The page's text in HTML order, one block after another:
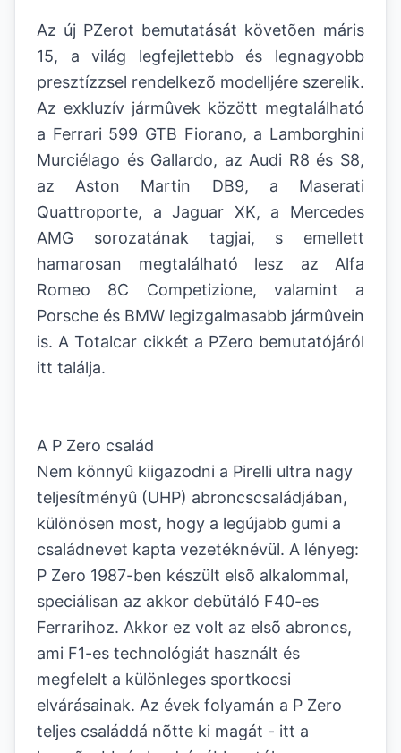
Az új PZerot bemutatását követõen máris
15, a világ legfejlettebb és legnagyobb
presztízzsel rendelkezõ modelljére szerelik.
Az exkluzív jármûvek között megtalálható
a Ferrari 599 GTB Fiorano, a Lamborghini
Murciélago és Gallardo, az Audi R8 és S8,
az Aston Martin DB9, a Maserati
Quattroporte, a Jaguar XK, a Mercedes
AMG sorozatának tagjai, s emellett
hamarosan megtalálható lesz az Alfa
Romeo 8C Competizione, valamint a
Porsche és BMW legizgalmasabb jármûvein
is. A Totalcar cikkét a PZero bemutatójáról
itt találja.
A P Zero család
Nem könnyû kiigazodni a Pirelli ultra nagy
teljesítményû (UHP) abroncscsaládjában,
különösen most, hogy a legújabb gumi a
családnevet kapta vezetéknévül. A lényeg:
P Zero 1987-ben készült elsõ alkalommal,
speciálisan az akkor debütáló F40-es
Ferrarihoz. Akkor ez volt az elsõ abroncs,
ami F1-es technológiát használt és
megfelelt a különleges sportkocsi
elvárásainak. Az évek folyamán a P Zero
teljes családdá nõtte ki magát - itt a